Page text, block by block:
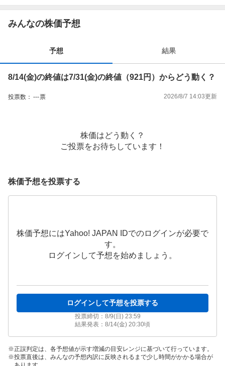
みんなの株価予想
予想 結果
8/14(金)の終値は7/31(金)の終値（921円）からどう動く？
投票数： ---票 2026/8/7 14:03更新
株価はどう動く？
ご投票をお待ちしています！
株価予想を投票する
株価予想にはYahoo! JAPAN IDでのログインが必要で
す。
ログインして予想を始めましょう。
ログインして予想を投票する
投票締切： 8/9(日) 23:59
結果発表： 8/14(金) 20:30頃
正誤判定は、各予想値が示す増減の目安レンジに基づいて行っています。
投票直後は、みんなの予想内訳に反映されるまで少し時間がかかる場合が